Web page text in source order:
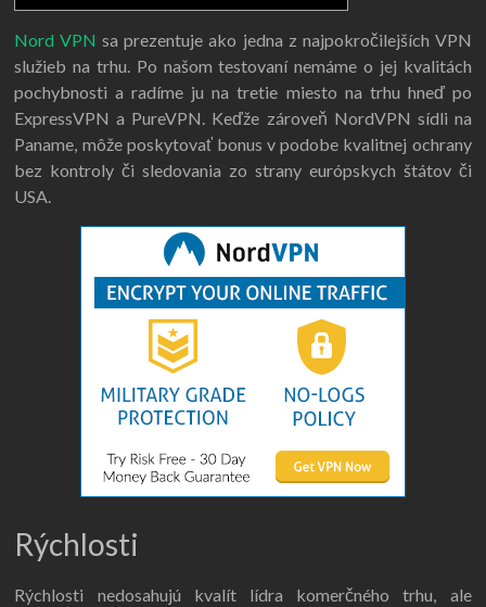
Nord VPN sa prezentuje ako jedna z najpokročilejších VPN
služieb na trhu. Po našom testovaní nemáme o jej kvalitách
pochybnosti a radíme ju na tretie miesto na trhu hneď po
ExpressVPN a PureVPN. Keďže zároveň NordVPN sídli na
Paname, môže poskytovať bonus v podobe kvalitnej ochrany
bez kontroly či sledovania zo strany európskych štátov či
USA.
Rýchlosti
Rýchlosti nedosahujú kvalít lídra komerčného trhu, ale